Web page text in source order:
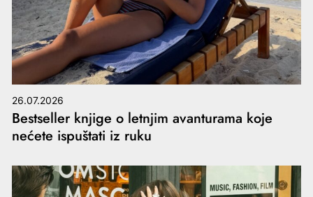
26.07.2026
Bestseller knjige o letnjim avanturama koje
nećete ispuštati iz ruku